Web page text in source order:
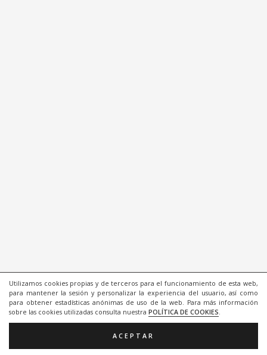
Utilizamos cookies propias y de terceros para el funcionamiento de esta web,
para mantener la sesión y personalizar la experiencia del usuario, así como
para obtener estadísticas anónimas de uso de la web. Para más información
sobre las cookies utilizadas consulta nuestra POLÍTICA DE COOKIES.
ACEPTAR